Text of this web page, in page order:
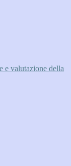
e valutazione della